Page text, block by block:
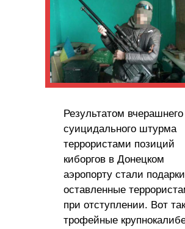
Результатом вчерашнего
суицидального штурма
террористами позиций
киборгов в Донецком
аэропорту стали
оставленные
при отступлении. Вот
трофейные